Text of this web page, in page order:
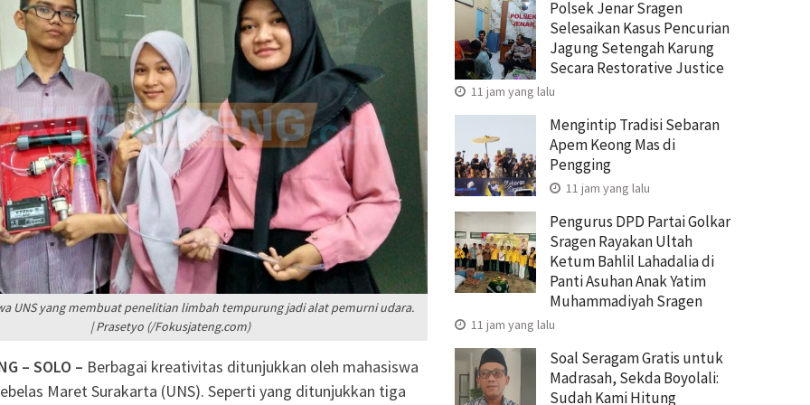
Yatim
untuk Madrasah,
Kami Hitung
Muktamar
Utamakan
UNS yang membuat penelitian limbah tempurung jadi alat pemurni udara.
| Prasetyo (/Fokusjateng.com)
– SOLO – Berbagai kreativitas ditunjukkan oleh mahasiswa
Maret Surakarta (UNS). Seperti yang ditunjukkan tiga
Polsek Jenar Sragen
Selesaikan Kasus Pencurian
Jagung Setengah Karung
Secara Restorative Justice
11 jam yang lalu
Mengintip Tradisi Sebaran
Apem Keong Mas di
Pengging
11 jam yang lalu
Pengurus DPD Partai Golkar
Sragen Rayakan Ultah
Ketum Bahlil Lahadalia di
Panti Asuhan Anak Yatim
Muhammadiyah Sragen
11 jam yang lalu
Soal Seragam Gratis untuk
Madrasah, Sekda Boyolali:
Sudah Kami Hitung